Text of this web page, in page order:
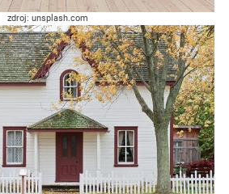
zdroj: unsplash.com